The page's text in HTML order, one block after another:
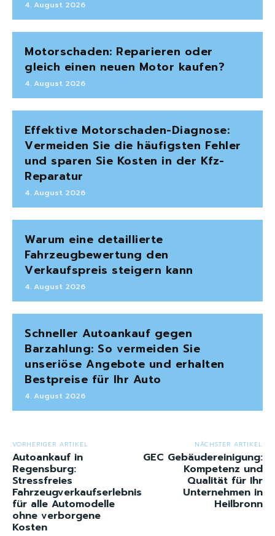
4. August 2026
Motorschaden: Reparieren oder
gleich einen neuen Motor kaufen?
4. August 2026
Effektive Motorschaden-Diagnose:
Vermeiden Sie die häufigsten Fehler
und sparen Sie Kosten in der Kfz-
Reparatur
4. August 2026
Warum eine detaillierte
Fahrzeugbewertung den
Verkaufspreis steigern kann
4. August 2026
Schneller Autoankauf gegen
Barzahlung: So vermeiden Sie
unseriöse Angebote und erhalten
Bestpreise für Ihr Auto
4. August 2026
VORHERIGER ARTIKEL
Autoankauf in
Regensburg:
Stressfreies
Fahrzeugverkaufserlebnis
für alle Automodelle
ohne verborgene
Kosten
NÄCHSTER ARTIKEL
GEC Gebäudereinigung:
Kompetenz und
Qualität für Ihr
Unternehmen in
Heilbronn